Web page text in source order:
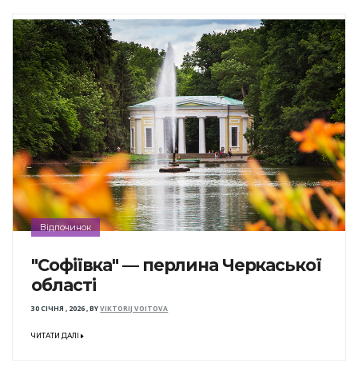
Відпочинок
"Софіївка" — перлина Черкаської
області
30 СІЧНЯ , 2026,BYVIKTORIJ VOITOVA
ЧИТАТИ ДАЛІ